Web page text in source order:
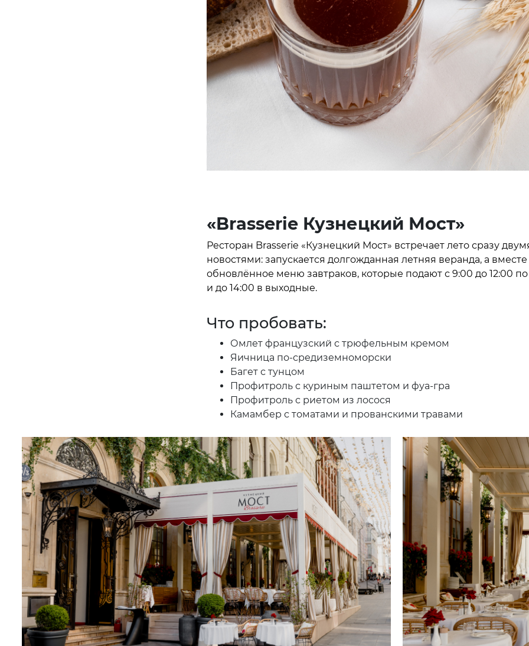
«Brasserie Кузнецкий Мост»
Ресторан Brasserie «Кузнецкий Мост» встречает лето сразу
новостями: запускается долгожданная летняя веранда, а
обновлённое меню завтраков, которые подают с 9:00 до 12:00
и до 14:00 в выходные.
Что пробовать:
Омлет французский с трюфельным кремом
Яичница по-средиземноморски
Багет с тунцом
Профитроль с куриным паштетом и фуа-гра
Профитроль с риетом из лосося
Камамбер с томатами и прованскими травами